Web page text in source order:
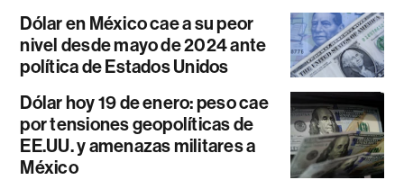
Dólar en México cae a su peor
nivel desde mayo de 2024 ante
política de Estados Unidos
Dólar hoy 19 de enero: peso cae
por tensiones geopolíticas de
EE.UU. y amenazas militares a
México